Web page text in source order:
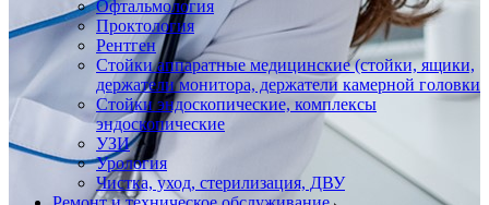
Офтальмология
Проктология
Рентген
Стойки аппаратные медицинские (стойки, ящики,
держатели монитора, держатели камерной головки
Стойки эндоскопические, комплексы
эндоскопические
УЗИ
Урология
Чистка, уход, стерилизация, ДВУ